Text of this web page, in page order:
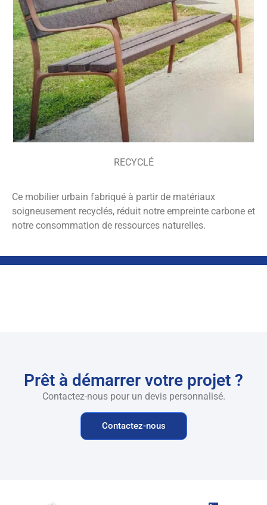
RECYCLÉ
Ce mobilier urbain fabriqué à partir de matériaux
soigneusement recyclés, réduit notre empreinte carbone et
notre consommation de ressources naturelles.
Prêt à démarrer votre projet ?
Contactez-nous pour un devis personnalisé.
Contactez-nous